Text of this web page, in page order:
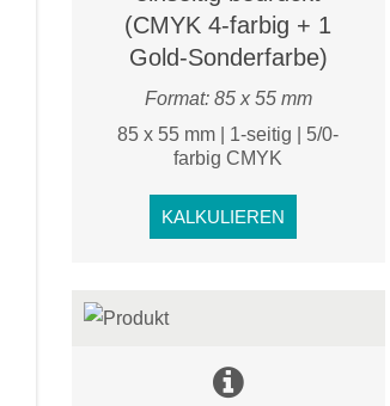
(CMYK 4-farbig + 1
Gold-Sonderfarbe)
Format: 85 x 55 mm
85 x 55 mm | 1-seitig | 5/0-
farbig CMYK
KALKULIEREN